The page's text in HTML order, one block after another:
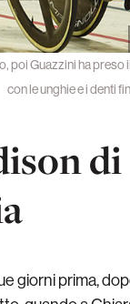
poi Guazzini ha preso
con le unghie e i denti
di
giorni prima,